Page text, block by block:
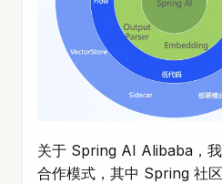
关于 Spring AI Alibaba，
合作模式，其中 Spring 社